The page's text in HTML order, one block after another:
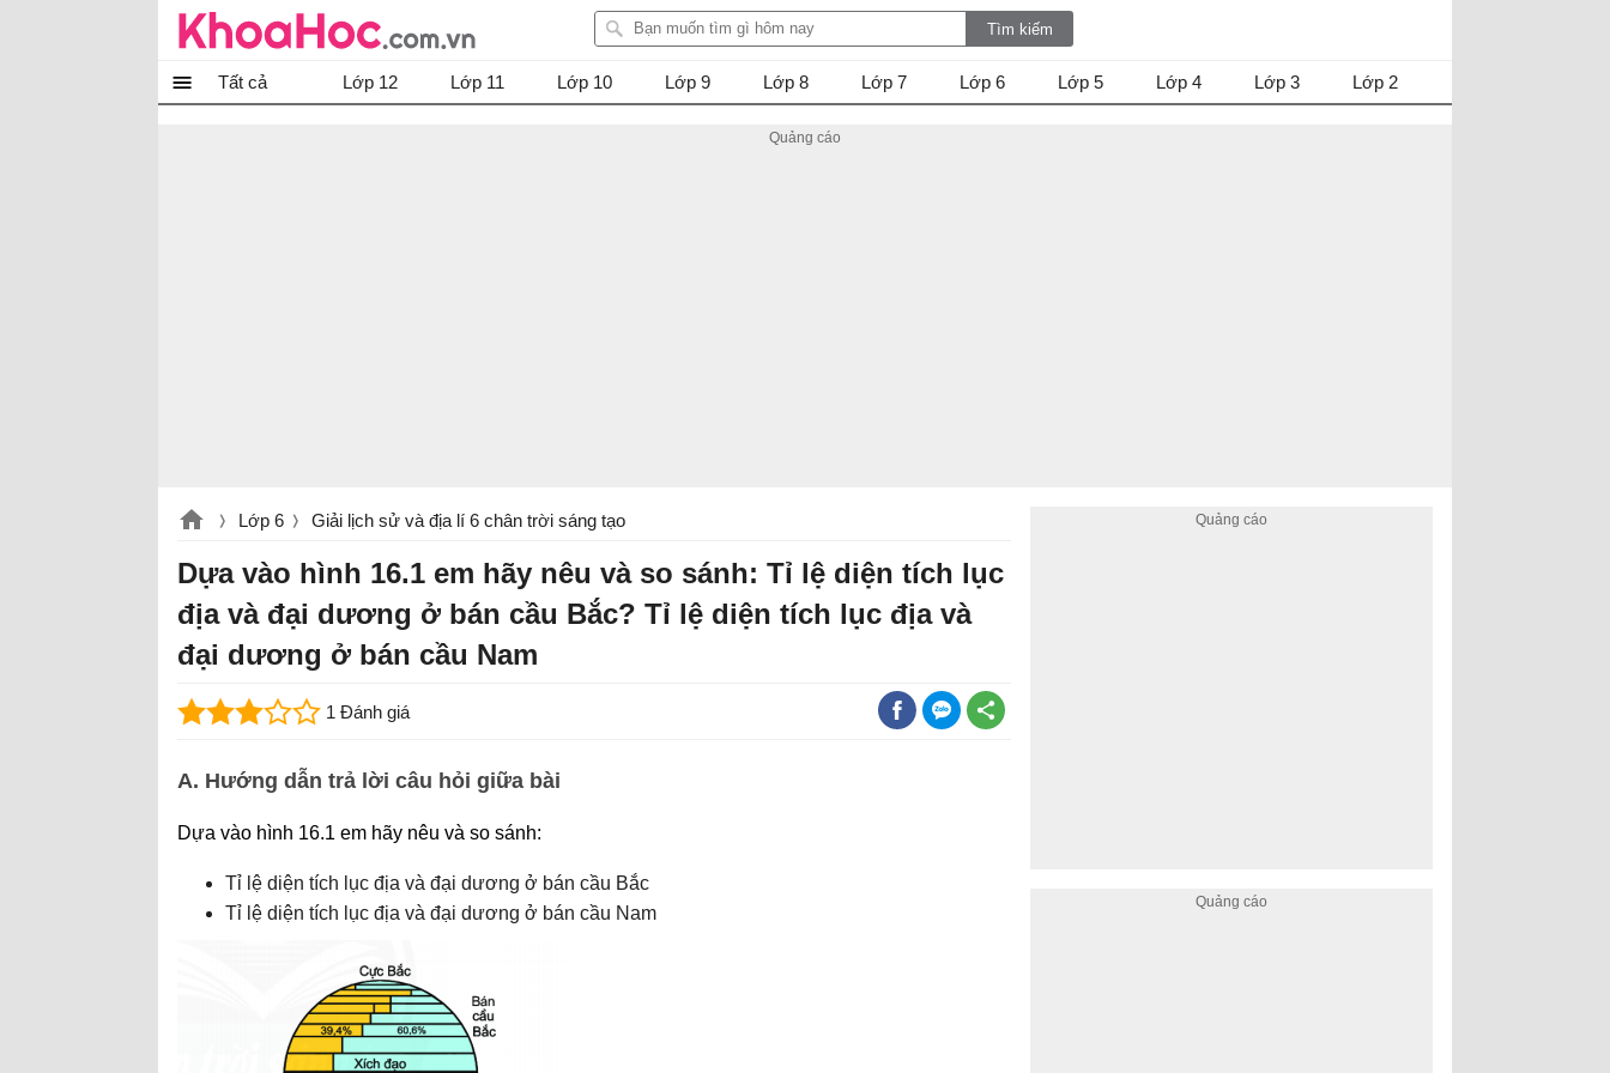
Tất cả Lớp 12 Lớp 11 Lớp 10 Lớp 9 Lớp 8 Lớp 7 Lớp 6 Lớp 5 Lớp 4 Lớp 3 Lớp 2
Lớp 6 Giải lịch sử và địa lí 6 chân trời sáng tạo
Dựa vào hình 16.1 em hãy nêu và so sánh: Tỉ lệ diện tích lục
địa và đại dương ở bán cầu Bắc? Tỉ lệ diện tích lục địa và
đại dương ở bán cầu Nam
1 Đánh giá
A. Hướng dẫn trả lời câu hỏi giữa bài
Dựa vào hình 16.1 em hãy nêu và so sánh:
Tỉ lệ diện tích lục địa và đại dương ở bán cầu Bắc
Tỉ lệ diện tích lục địa và đại dương ở bán cầu Nam